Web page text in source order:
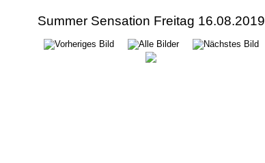
Summer Sensation Freitag 16.08.2019